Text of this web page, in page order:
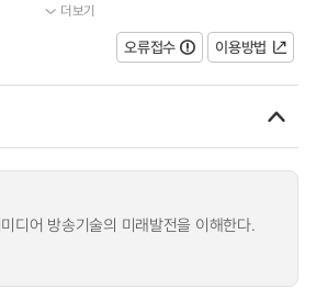
이해하고 영상압축이론을(JPEG, M...
더보기
오류접수 이용방법
디어 방송기술의 미래발전을 이해한다.